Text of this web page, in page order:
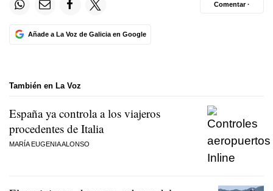
Añade a La Voz de Galicia en Google
Comentar ·
También en La Voz
España ya controla a los viajeros
procedentes de Italia
MARÍA EUGENIA ALONSO